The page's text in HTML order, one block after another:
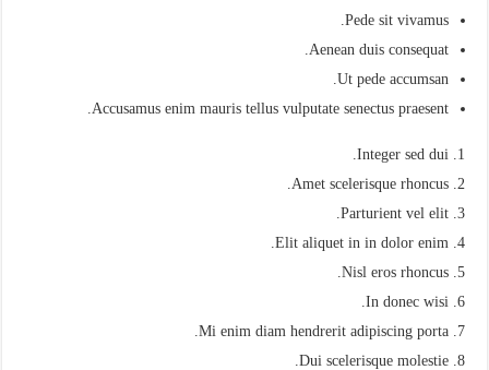
Pede sit vivamus.
Aenean duis consequat.
Ut pede accumsan.
Accusamus enim mauris tellus vulputate senectus praesent.
Integer sed dui.
Amet scelerisque rhoncus.
Parturient vel elit.
Elit aliquet in in dolor enim.
Nisl eros rhoncus.
In donec wisi.
Mi enim diam hendrerit adipiscing porta.
Dui scelerisque molestie.